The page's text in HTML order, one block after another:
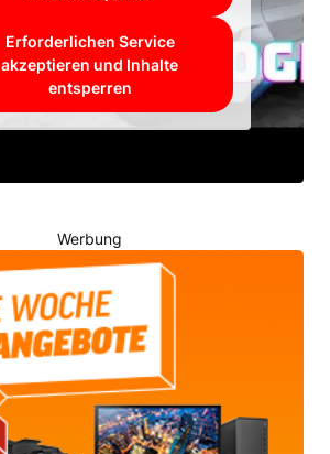
Erforderlichen Service
akzeptieren und Inhalte
entsperren
Werbung